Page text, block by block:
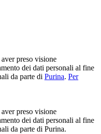
preso visione
dei dati personali al fine
da parte di Purina. Per
preso visione
dei dati personali al fine
da parte di Purina.